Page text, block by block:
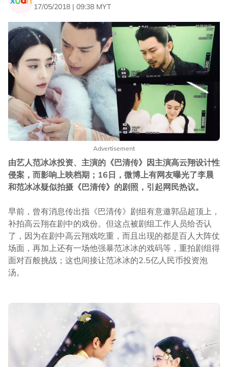
17/05/2018 | 09:38 MYT
Advertisement
由艺人范冰冰投资、主演的《巴清传》因主演高云翔设计性
侵案，而影响上映档期；16日，微博上有网友曝光了李晨
和范冰冰疑似拍摄《巴清传》的剧照，引起网民热议。
早前，曾有消息传出指《巴清传》剧组有意邀郭品超顶上，
补拍高云翔在剧中的戏份。但这点被剧组工作人员给否认
了，因为在剧中高云翔戏吃重，而且出现的都是百人大阵仗
场面，再加上还有一场他强暴范冰冰的戏码等，重拍剧组得
面对百般挑战；这也间接让范冰冰的2.5亿人民币投资泡
汤。